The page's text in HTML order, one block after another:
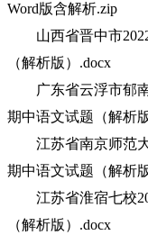
Word版含解析.zip
山西省晋中市
（解析版）.docx
广东省云浮市郁南
期中语文试题（解析
江苏省南京师范大
期中语文试题（解析
江苏省淮宿七校
（解析版）.docx